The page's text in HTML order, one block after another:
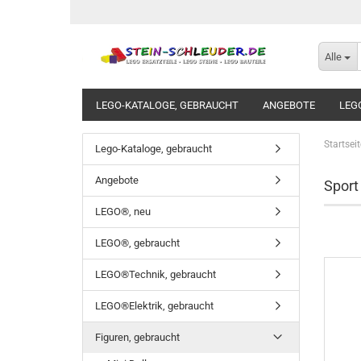
Alle
LEGO-KATALOGE, GEBRAUCHT ANGEBOTE
Sport
Lego-Kataloge, gebraucht
Angebote
LEGO®, neu
LEGO®, gebraucht
LEGO®Technik, gebraucht
LEGO®Elektrik, gebraucht
Figuren, gebraucht